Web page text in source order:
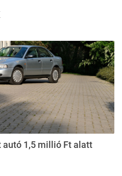
autó 1,5 millió Ft alatt